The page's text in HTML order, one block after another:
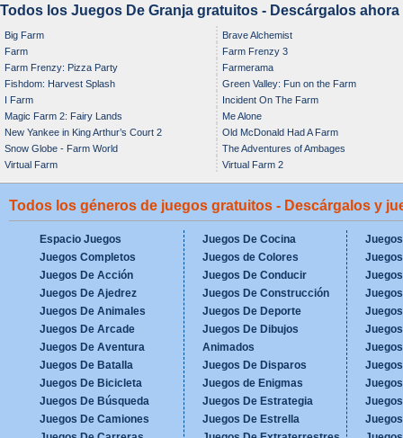
Todos los Juegos De Granja gratuitos - Descárgalos ahora
Big Farm
Brave Alchemist
Farm
Farm Frenzy 3
Farm Frenzy: Pizza Party
Farmerama
Fishdom: Harvest Splash
Green Valley: Fun on the Farm
I Farm
Incident On The Farm
Magic Farm 2: Fairy Lands
Me Alone
New Yankee in King Arthur’s Court 2
Old McDonald Had A Farm
Snow Globe - Farm World
The Adventures of Ambages
Virtual Farm
Virtual Farm 2
Todos los géneros de juegos gratuitos - Descárgalos y
Espacio Juegos
Juegos Completos
Juegos De Acción
Juegos De Ajedrez
Juegos De Animales
Juegos De Arcade
Juegos De Aventura
Juegos De Batalla
Juegos De Bicicleta
Juegos De Búsqueda
Juegos De Camiones
Juegos De Cocina
Juegos de Colores
Juegos De Conducir
Juegos De Construcción
Juegos De Deporte
Juegos De Dibujos
Animados
Juegos De Disparos
Juegos de Enigmas
Juegos De Estrategia
Juegos De Estrella